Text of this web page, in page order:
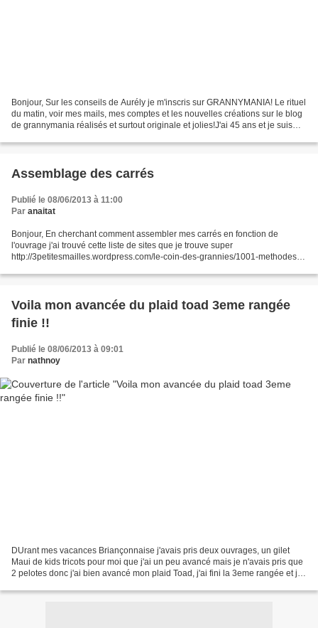
Bonjour, Sur les conseils de Aurély je m'inscris sur GRANNYMANIA! Le rituel
du matin, voir mes mails, mes comptes et les nouvelles créations sur le blog
de grannymania réalisés et surtout originale et jolies!J'ai 45 ans et je suis
Assemblage des carrés
Publié le 08/06/2013 à 11:00
Par anaitat
Bonjour, En cherchant comment assembler mes carrés en fonction de
l'ouvrage j'ai trouvé cette liste de sites que je trouve super
http://3petitesmailles.wordpress.com/le-coin-des-grannies/1001-methodes-
Voila mon avancée du plaid toad 3eme rangée
finie !!
Publié le 08/06/2013 à 09:01
Par nathnoy
DUrant mes vacances Briançonnaise j'avais pris deux ouvrages, un gilet
Maui de kids tricots pour moi que j'ai un peu avancé mais je n'avais pris que
2 pelotes donc j'ai bien avancé mon plaid Toad, j'ai fini la 3eme rangée et j'ai